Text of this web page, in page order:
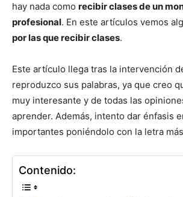
hay nada como recibir clases de un
profesional. En este artículos vemos
por las que recibir clases.
Este artículo llega tras la intervención
reproduzco sus palabras, ya que creo
muy interesante y de todas las
aprender. Además, intento dar énfasis
importantes poniéndolo con la letra
Contenido: